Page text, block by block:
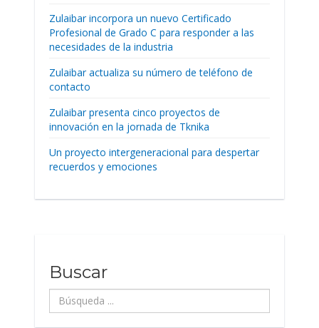
Zulaibar incorpora un nuevo Certificado
Profesional de Grado C para responder a las
necesidades de la industria
Zulaibar actualiza su número de teléfono de
contacto
Zulaibar presenta cinco proyectos de
innovación en la jornada de Tknika
Un proyecto intergeneracional para despertar
recuerdos y emociones
Buscar
Búsqueda
...